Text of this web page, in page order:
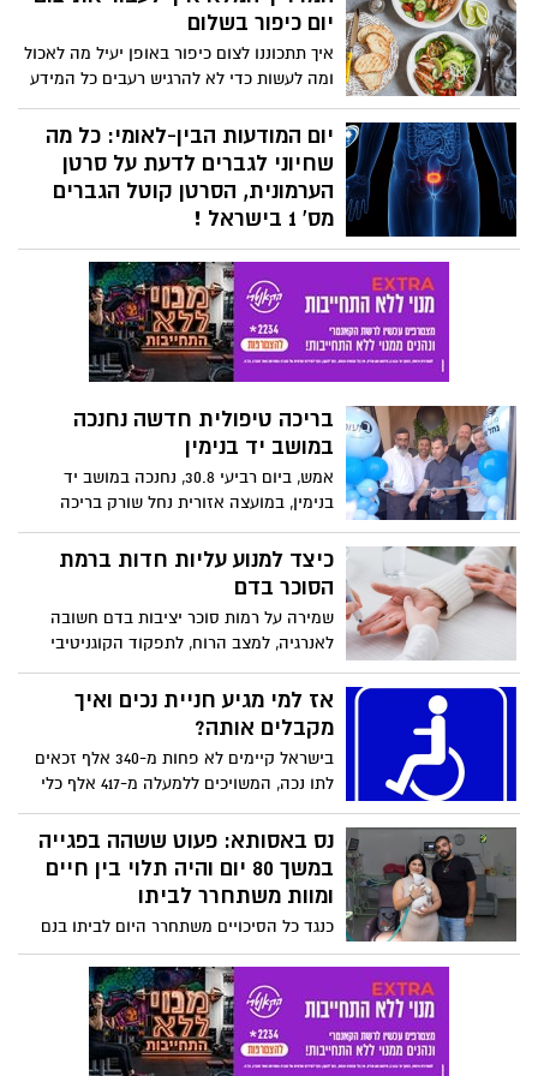
מאוד העלולים אף להסתיים בהשתלת קרנית
בניסיון להציל את העין"
מינרלים, נוגדי חמצון, שיפור יכולות המוח,
לסוכרתיים? כל הסיבות להוסיף רימון לתזונה
שלכם
יום כיפור בשלום
איך תתכוננו לצום כיפור באופן יעיל מה לאכול
ומה לעשות כדי לא להרגיש רעבים כל המידע
באדיבות מיטל עזר תזונאית קלינית וספורט,
יועצת תזונה בחברת הרבלייף
יום המודעות הבין-לאומי: כל מה
שחיוני לגברים לדעת על סרטן
הערמונית, הסרטן קוטל הגברים
מס' 1 בישראל !
הסרטן הכי נפוץ בקרב גברים: על פי
2,493 גברים שחלו בסרטן חודרני של
בקרב יהודים ואחרים ובגילים 75 ומעלה בקרב
ערבים. בשנת 2019 נפטרו מהמחלה 493
ומעלה. הסוכנות הבין-לאומית לחקר הסרטן
של ארגון הבריאות העולמי חוזה כי בשנת
2040 כ-5,250 גברים ישראלים עתידים
לחלות בסרטן הערמונית.
בריכה טיפולית חדשה נחנכה
במושב יד בנימין
אמש, ביום רביעי 30.8, נחנכה במושב יד
בנימין, במועצה אזורית נחל שורק בריכה
טיפולית חדשה ומפוארת, המיועדת לתת
מענה שיקומי וטיפולי למבוגרים אשר זקוקים
לשיקום, ולחיזוק ולילדים עם לקויות שונות
כיצד למנוע עליות חדות ברמת
הסוכר בדם
שמירה על רמות סוכר יציבות בדם חשובה
לאנרגיה, למצב הרוח, לתפקוד הקוגניטיבי
ולרווחה הכללית. מה יכול לגרום לעליות
קיצוניות, כיצד להתמודד איתן, ומתי צריך
לגשת לטיפול רפואי?
אז למי מגיע חניית נכים ואיך
מקבלים אותה?
בישראל קיימים לא פחות מ-340 אלף זכאים
לתו נכה, המשויכים ללמעלה מ-417 אלף כלי
רכב. חוק חניית נכים- כל מה שרציתם לדעת
ולא העזתם לשאול מביא: עו"ד רונן אבניאל
נס באסותא: פעוט ששהה בפגייה
במשך 80 יום והיה תלוי בין חיים
ומוות משתחרר לביתו
כנגד כל הסיכויים משתחרר היום לביתו בנם
של יובל ואמיר גנח לאחר ששהה בפגייה קרוב
ל-80 יום במהלכן התנדנד בין חיים למוות
כתוצאה מהסתבכות של מחלת "חוסר בשלות
ריאתית" שהחמירה בצורה קיצונית לצד
הסתבכות עם יתר לחץ דם ריאתי. "זהו